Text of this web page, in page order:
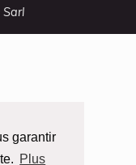
garantir
Plus
Sarl